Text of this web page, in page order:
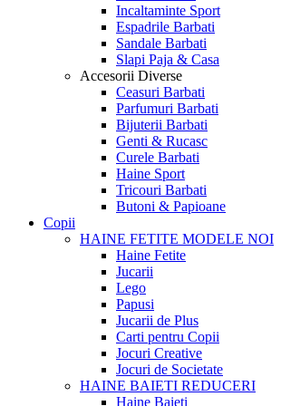
Incaltaminte Sport
Espadrile Barbati
Sandale Barbati
Slapi Paja & Casa
Accesorii Diverse
Ceasuri Barbati
Parfumuri Barbati
Bijuterii Barbati
Genti & Rucasc
Curele Barbati
Haine Sport
Tricouri Barbati
Butoni & Papioane
Copii
HAINE FETITE MODELE NOI
Haine Fetite
Jucarii
Lego
Papusi
Jucarii de Plus
Carti pentru Copii
Jocuri Creative
Jocuri de Societate
HAINE BAIETI REDUCERI
Haine Baieti